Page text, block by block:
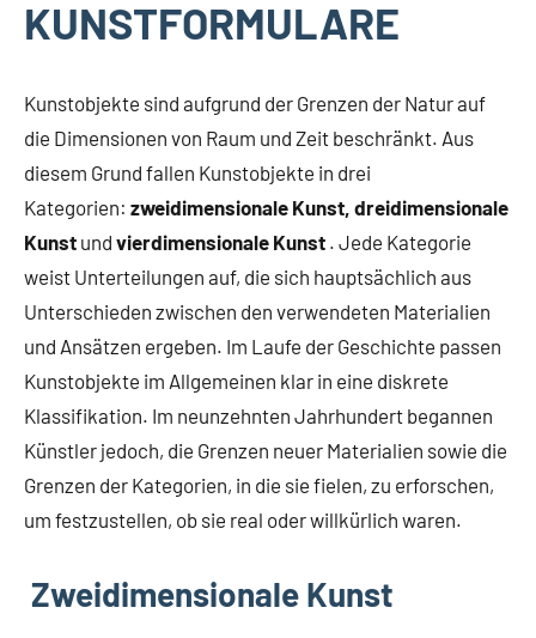
KUNSTFORMULARE
Kunstobjekte sind aufgrund der Grenzen der Natur auf
die Dimensionen von Raum und Zeit beschränkt. Aus
diesem Grund fallen Kunstobjekte in drei
Kategorien: zweidimensionale Kunst, dreidimensionale
Kunst und vierdimensionale Kunst . Jede Kategorie
weist Unterteilungen auf, die sich hauptsächlich aus
Unterschieden zwischen den verwendeten Materialien
und Ansätzen ergeben. Im Laufe der Geschichte passen
Kunstobjekte im Allgemeinen klar in eine diskrete
Klassifikation. Im neunzehnten Jahrhundert begannen
Künstler jedoch, die Grenzen neuer Materialien sowie die
Grenzen der Kategorien, in die sie fielen, zu erforschen,
um festzustellen, ob sie real oder willkürlich waren.
Zweidimensionale Kunst